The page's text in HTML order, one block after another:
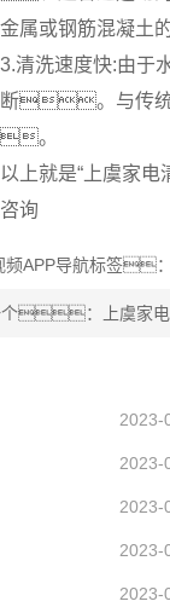
金属或钢筋混凝
3.清洗速度快:由
断。与传统
。
以上就是“上虞家
询
频APP导航标签
个：上虞家电
2023-
2023-
2023-
2023-
2023-